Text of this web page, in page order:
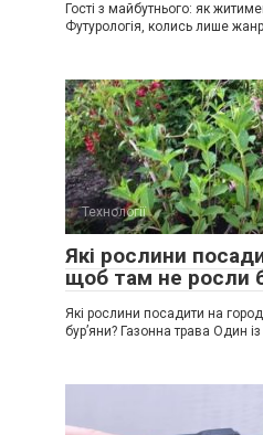
Гості з майбутнього: як
Футурологія, колись лише
Технології
Які рослини
щоб там не росли
Які рослини посадити на
бур’яни? Газонна трава Один із